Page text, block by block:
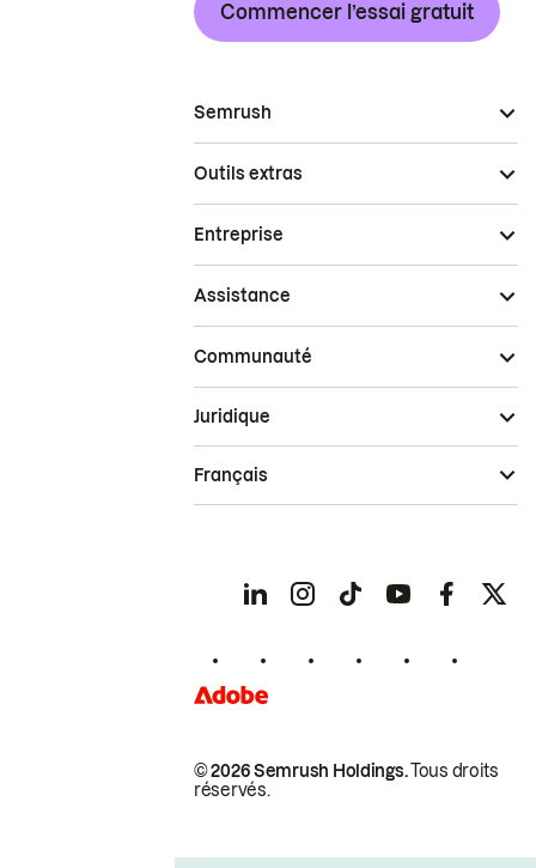
Commencer l’essai gratuit
Semrush
Outils extras
Entreprise
Assistance
Communauté
© 2026 Semrush Holdings.Tous droits
réservés.
Juridique
Français